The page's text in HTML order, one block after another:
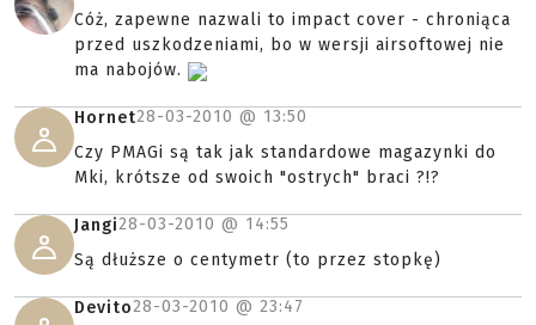
Cóż, zapewne nazwali to impact cover - chroniąca
przed uszkodzeniami, bo w wersji airsoftowej nie
ma nabojów.
Hornet28-03-2010 @ 13:50
Czy PMAGi są tak jak standardowe magazynki do
Mki, krótsze od swoich "ostrych" braci ?!?
Jangi28-03-2010 @ 14:55
Są dłuższe o centymetr (to przez stopkę)
Devito28-03-2010 @ 23:47